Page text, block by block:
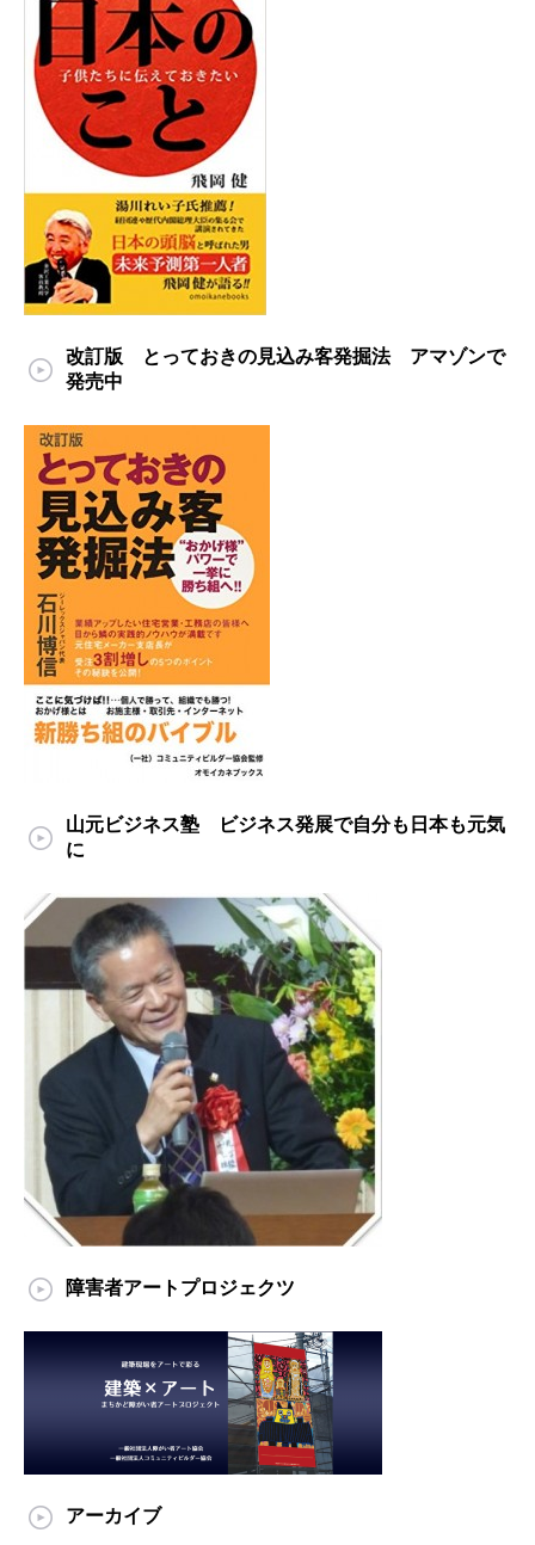
改訂版 とっておきの見込み客発掘法 アマゾンで
発売中
山元ビジネス塾 ビジネス発展で自分も日本も元気
に
障害者アートプロジェクツ
アーカイブ